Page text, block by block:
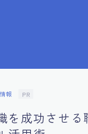
を与える方法
を目指す人の応
報 PR
を成功させる